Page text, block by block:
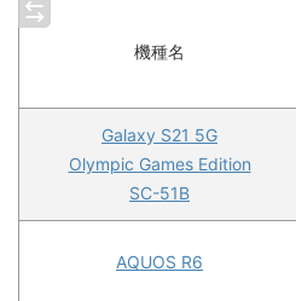
機種名
Galaxy S21 5G
Olympic Games Edition
SC-51B
AQUOS R6